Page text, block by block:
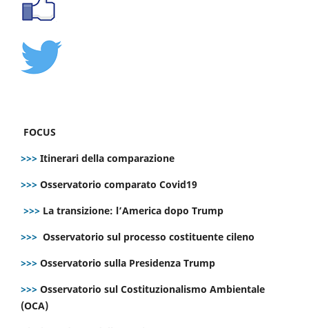
FOCUS
>>> Itinerari della comparazione
>>> Osservatorio comparato Covid19
>>> La transizione: l’America dopo Trump
>>> Osservatorio sul processo costituente cileno
>>> Osservatorio sulla Presidenza Trump
>>> Osservatorio sul Costituzionalismo Ambientale
(OCA)